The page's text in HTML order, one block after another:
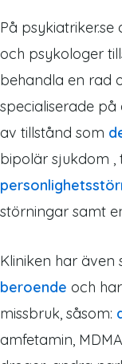
På
och psykologer
behandla en rad
specialiserade
av tillstånd som
bipolär sjukdom ,
störningar samt
Kliniken har även
beroende och
missbruk, såsom:
amfetamin,